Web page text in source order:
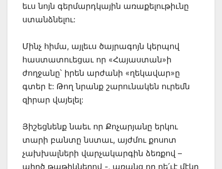
եւս նոյն գերմարդկային առաքելութիւնը
ստանձնելու:
Մինչ հիմա, այլեւս ծայրագոյն կերպով
հաստատուեցաւ որ «Հայաստան»ի
ժողջանը՝ իրեն արժանի «ղեկավար»ը
գտեր է: Թող նրանք շարունակեն ուրեմն
զիրար վայելել:
Յիշեցնենք նաեւ որ Քոչարյանը երկու
տարի բանտը նստաւ, այժմու քոսոտ
չախխալների վարչակարգին ձեռքով –
պիղծ թաթիկներով -, առանց որ ոե՛ւէ մէկը